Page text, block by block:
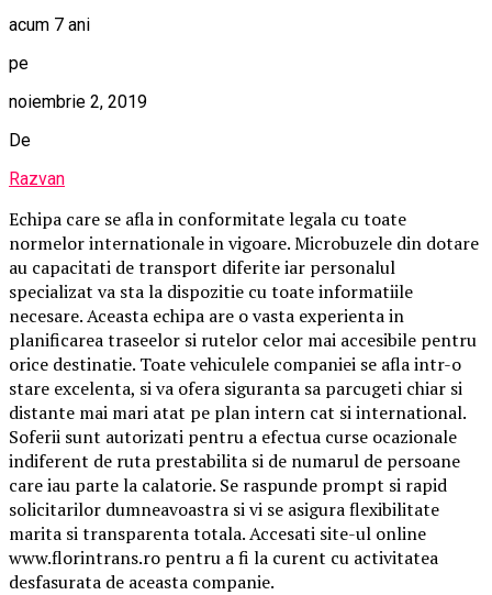
acum 7 ani
pe
noiembrie 2, 2019
De
Razvan
Echipa care se afla in conformitate legala cu toate
normelor internationale in vigoare. Microbuzele din dotare
au capacitati de transport diferite iar personalul
specializat va sta la dispozitie cu toate informatiile
necesare. Aceasta echipa are o vasta experienta in
planificarea traseelor si rutelor celor mai accesibile pentru
orice destinatie. Toate vehiculele companiei se afla intr-o
stare excelenta, si va ofera siguranta sa parcugeti chiar si
distante mai mari atat pe plan intern cat si international.
Soferii sunt autorizati pentru a efectua curse ocazionale
indiferent de ruta prestabilita si de numarul de persoane
care iau parte la calatorie. Se raspunde prompt si rapid
solicitarilor dumneavoastra si vi se asigura flexibilitate
marita si transparenta totala. Accesati site-ul online
www.florintrans.ro pentru a fi la curent cu activitatea
desfasurata de aceasta companie.